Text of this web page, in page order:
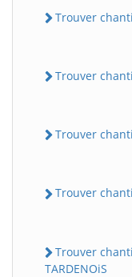
Trouver
Trouver
Trouver
Trouver
Trouver
TARDENOiS